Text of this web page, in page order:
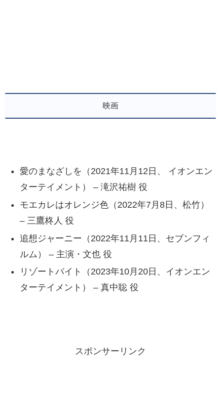
映画
愛のまなざしを（2021年11月12日、 イオンエン
ターテイメント） – 滝沢祐樹 役
モエカレはオレンジ色（2022年7月8日、松竹）
– 三鷹柊人 役
追想ジャーニー（2022年11月11日、セブンフィ
ルム） – 主演・文也 役
リゾートバイト（2023年10月20日、イオンエン
ターテイメント） – 真中聡 役
スポンサーリンク